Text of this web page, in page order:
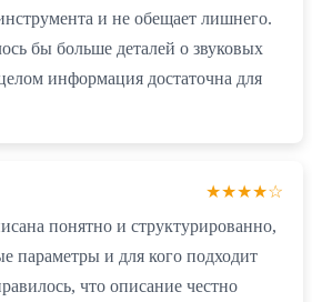
и не обещает лишнего.
бы больше деталей о звуковых
информация достаточна для
★★★★☆
понятно и структурированно,
параметры и для кого подходит
что описание честно